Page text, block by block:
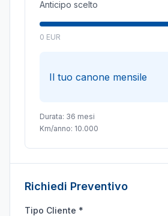
Anticipo scelto
0 EUR
Il tuo canone mensile
Durata: 36 mesi
Km/anno: 10.000
Richiedi Preventivo
Tipo Cliente *